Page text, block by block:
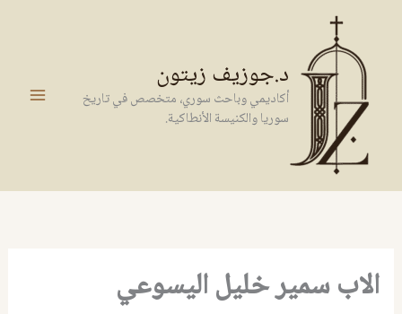
المحتوى
د.جوزيف زيتون
أكاديمي وباحث سوري، متخصص في تاريخ
سوريا والكنيسة الأنطاكية.
الاب سمير خليل اليسوعي